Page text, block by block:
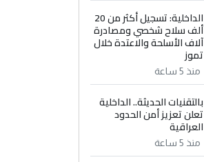
الداخلية: تسجيل أكثر من 20
ألف سلاح شخصي ومصادرة
آلاف الأسلحة والاعتدة خلال
تموز
منذ 5 ساعة
بالتقنيات الحديثة.. الداخلية
تعلن تعزيز أمن الحدود
العراقية
منذ 5 ساعة